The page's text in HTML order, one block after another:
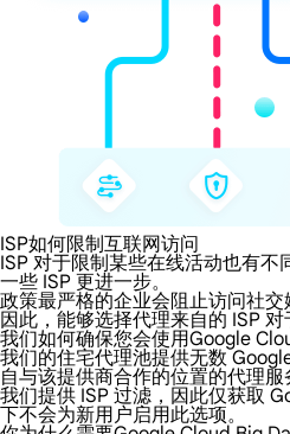
ISP如何限制互联网访问
ISP 对于限制某些在线活动也有
一些 ISP 更进一步。
政策最严格的企业会阻止访问社
因此，能够选择代理来自的 ISP
我们如何确保您会使用Google
我们的住宅代理池提供无数
自与该提供商合作的位置的代理服
我们提供 ISP 过滤，因此仅获取
下不会为新用户启用此选项。